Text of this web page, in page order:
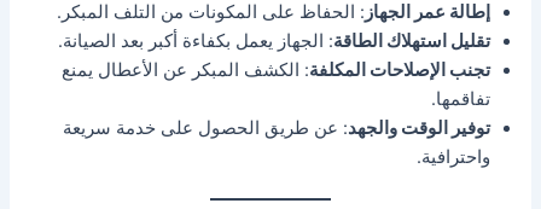
إطالة عمر الجهاز : الحفاظ على المكونات من التلف المبكر.
تقليل استهلاك الطاقة: الجهاز يعمل بكفاءة أكبر بعد الصيانة.
تجنب الإصلاحات المكلفة: الكشف المبكر عن الأعطال يمنع
تفاقمها.
توفير الوقت والجهد: عن طريق الحصول على خدمة سريعة
واحترافية.